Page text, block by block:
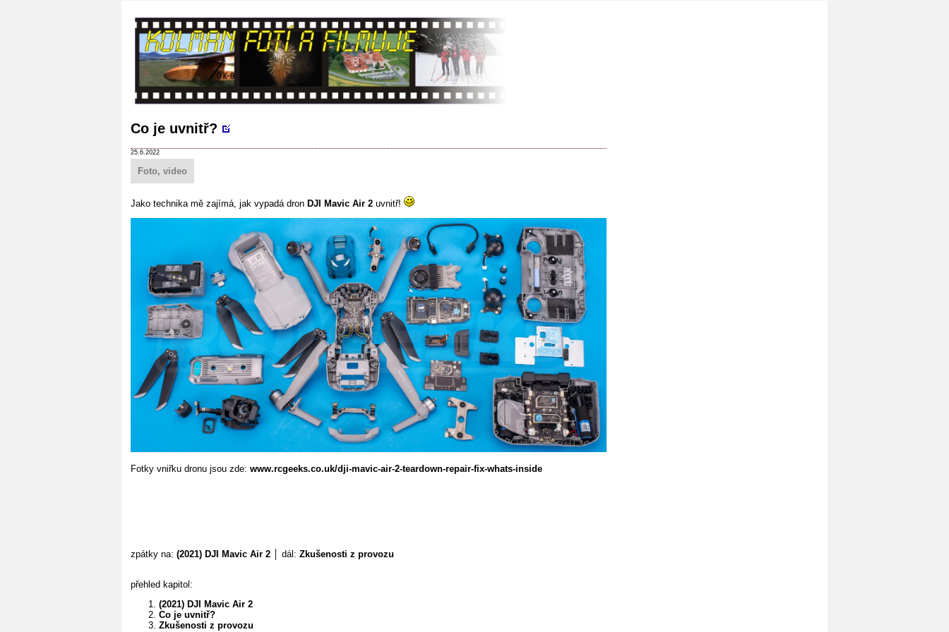
Co je uvnitř?
25.6.2022
Foto, video
Jako technika mě zajímá, jak vypadá dron DJI Mavic Air 2 uvnitř!
Fotky vniřku dronu jsou zde: www.rcgeeks.co.uk/dji-mavic-air-2-teardown-repair-fix-whats-inside
zpátky na: (2021) DJI Mavic Air 2 │ dál: Zkušenosti z provozu
přehled kapitol:
(2021) DJI Mavic Air 2
Co je uvnitř?
Zkušenosti z provozu